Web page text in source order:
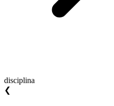
disciplina
❮